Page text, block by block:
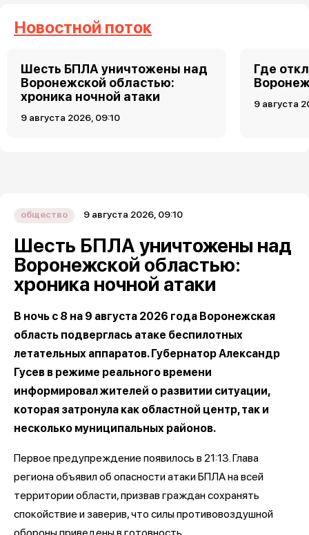
Новостной поток
Шесть БПЛА уничтожены над
Воронежской областью:
хроника ночной атаки
9 августа 2026, 09:10
Где
9 августа
общество 9 августа 2026, 09:10
Шесть БПЛА уничтожены над
Воронежской областью:
хроника ночной атаки
В ночь с 8 на 9 августа 2026 года Воронежская
область подверглась атаке беспилотных
летательных аппаратов. Губернатор Александр
Гусев в режиме реального времени
информировал жителей о развитии ситуации,
которая затронула как областной центр, так и
несколько муниципальных районов.
Первое предупреждение появилось в 21:13. Глава
региона объявил об опасности атаки БПЛА на всей
территории области, призвав граждан сохранять
спокойствие и заверив, что силы противовоздушной